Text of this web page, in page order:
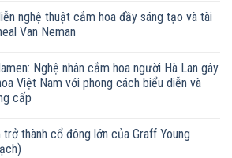
nghệ thuật cắm hoa đầy sáng tạo và tài
Van Neman
Nghệ nhân cắm hoa người Hà Lan gây
Việt Nam với phong cách biểu diễn và
cấp
trở thành cổ đông lớn của Graff Young